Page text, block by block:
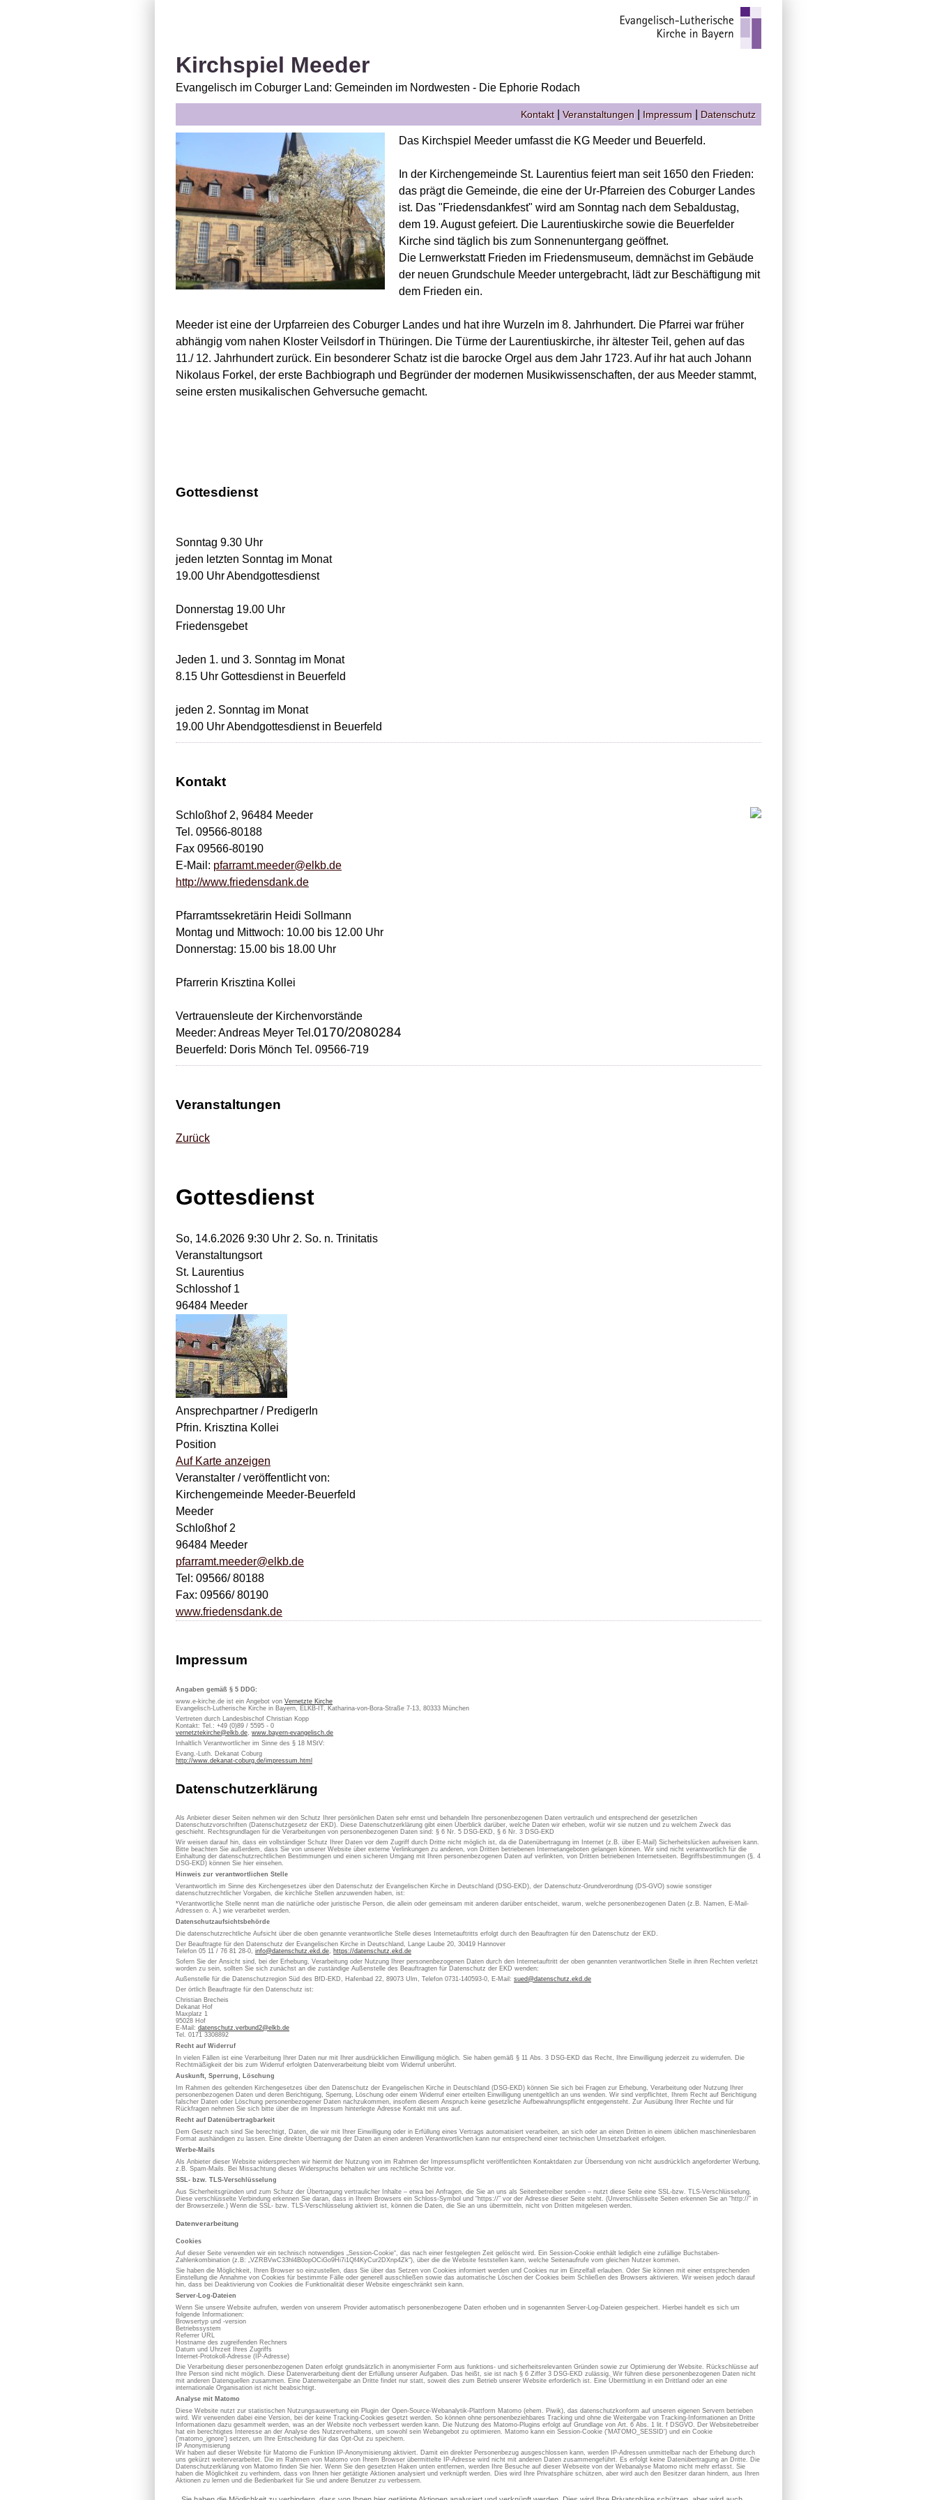
Kirchspiel Meeder
Evangelisch im Coburger Land: Gemeinden im Nordwesten - Die Ephorie Rodach
Kontakt| Veranstaltungen Impressum Datenschutz
Das Kirchspiel Meeder umfasst die KG Meeder und Beuerfeld.
In der Kirchengemeinde St. Laurentius feiert man seit 1650 den Frieden:
das prägt die Gemeinde, die eine der Ur-Pfarreien des Coburger Landes
ist. Das "Friedensdankfest" wird am Sonntag nach dem Sebaldustag,
dem 19. August gefeiert. Die Laurentiuskirche sowie die Beuerfelder
Kirche sind täglich bis zum Sonnenuntergang geöffnet.
Die Lernwerkstatt Frieden im Friedensmuseum, demnächst im Gebäude
der neuen Grundschule Meeder untergebracht, lädt zur Beschäftigung mit
dem Frieden ein.
Meeder ist eine der Urpfarreien des Coburger Landes und hat ihre Wurzeln im 8. Jahrhundert. Die Pfarrei war früher
abhängig vom nahen Kloster Veilsdorf in Thüringen. Die Türme der Laurentiuskirche, ihr ältester Teil, gehen auf das
11./ 12. Jahrhundert zurück. Ein besonderer Schatz ist die barocke Orgel aus dem Jahr 1723. Auf ihr hat auch Johann
Nikolaus Forkel, der erste Bachbiograph und Begründer der modernen Musikwissenschaften, der aus Meeder stammt,
seine ersten musikalischen Gehversuche gemacht.
Gottesdienst
Sonntag 9.30 Uhr
jeden letzten Sonntag im Monat
19.00 Uhr Abendgottesdienst
Donnerstag 19.00 Uhr
Friedensgebet
Jeden 1. und 3. Sonntag im Monat
8.15 Uhr Gottesdienst in Beuerfeld
jeden 2. Sonntag im Monat
19.00 Uhr Abendgottesdienst in Beuerfeld
Kontakt
Schloßhof 2, 96484 Meeder
Tel. 09566-80188
Fax 09566-80190
E-Mail: pfarramt.meeder@elkb.de
http://www.friedensdank.de
Pfarramtssekretärin Heidi Sollmann
Montag und Mittwoch: 10.00 bis 12.00 Uhr
Donnerstag: 15.00 bis 18.00 Uhr
Pfarrerin Krisztina Kollei
Vertrauensleute der Kirchenvorstände
Meeder: Andreas Meyer Tel.0170/2080284
Beuerfeld: Doris Mönch Tel. 09566-719
Veranstaltungen
Zurück
Gottesdienst
So, 14.6.2026 9:30 Uhr 2. So. n. Trinitatis
Veranstaltungsort
St. Laurentius
Schlosshof 1
96484 Meeder
Ansprechpartner / PredigerIn
Pfrin. Krisztina Kollei
Position
Auf Karte anzeigen
Veranstalter / veröffentlicht von:
Kirchengemeinde Meeder-Beuerfeld
Meeder
Schloßhof 2
96484 Meeder
pfarramt.meeder@elkb.de
Tel: 09566/ 80188
Fax: 09566/ 80190
www.friedensdank.de
Impressum
Angaben gemäß § 5 DDG:
www.e-kirche.de ist ein Angebot von Vernetzte Kirche
Evangelisch-Lutherische Kirche in Bayern, ELKB-IT, Katharina-von-Bora-Straße 7-13, 80333 München
Vertreten durch Landesbischof Christian Kopp
Kontakt: Tel.: +49 (0)89 / 5595 - 0
vernetztekirche@elkb.de, www.bayern-evangelisch.de
Inhaltlich Verantwortlicher im Sinne des § 18 MStV:
Evang.-Luth. Dekanat Coburg
http://www.dekanat-coburg.de/impressum.html
Datenschutzerklärung
Als Anbieter dieser Seiten nehmen wir den Schutz Ihrer persönlichen Daten sehr ernst und behandeln Ihre personenbezogenen Daten vertraulich und entsprechend der gesetzlichen
Datenschutzvorschriften (Datenschutzgesetz der EKD). Diese Datenschutzerklärung gibt einen Überblick darüber, welche Daten wir erheben, wofür wir sie nutzen und zu welchem Zweck das
geschieht. Rechtsgrundlagen für die Verarbeitungen von personenbezogenen Daten sind: § 6 Nr. 5 DSG-EKD, § 6 Nr. 3 DSG-EKD
Wir weisen darauf hin, dass ein vollständiger Schutz Ihrer Daten vor dem Zugriff durch Dritte nicht möglich ist, da die Datenübertragung im Internet (z.B. über E-Mail) Sicherheitslücken aufweisen kann.
Bitte beachten Sie außerdem, dass Sie von unserer Website über externe Verlinkungen zu anderen, von Dritten betriebenen Internetangeboten gelangen können. Wir sind nicht verantwortlich für die
Einhaltung der datenschutzrechtlichen Bestimmungen und einen sicheren Umgang mit Ihren personenbezogenen Daten auf verlinkten, von Dritten betriebenen Internetseiten. Begriffsbestimmungen (§. 4
DSG-EKD) können Sie hier einsehen.
Hinweis zur verantwortlichen Stelle
Verantwortlich im Sinne des Kirchengesetzes über den Datenschutz der Evangelischen Kirche in Deutschland (DSG-EKD), der Datenschutz-Grundverordnung (DS-GVO) sowie sonstiger
datenschutzrechtlicher Vorgaben, die kirchliche Stellen anzuwenden haben, ist:
*Verantwortliche Stelle nennt man die natürliche oder juristische Person, die allein oder gemeinsam mit anderen darüber entscheidet, warum, welche personenbezogenen Daten (z.B. Namen, E-Mail-
Adressen o. Ä.) wie verarbeitet werden.
Datenschutzaufsichtsbehörde
Die datenschutzrechtliche Aufsicht über die oben genannte verantwortliche Stelle dieses Internetauftritts erfolgt durch den Beauftragten für den Datenschutz der EKD.
Der Beauftragte für den Datenschutz der Evangelischen Kirche in Deutschland, Lange Laube 20, 30419 Hannover
Telefon 05 11 / 76 81 28-0, info@datenschutz.ekd.de, https://datenschutz.ekd.de
Sofern Sie der Ansicht sind, bei der Erhebung, Verarbeitung oder Nutzung Ihrer personenbezogenen Daten durch den Internetauftritt der oben genannten verantwortlichen Stelle in ihren Rechten verletzt
worden zu sein, sollten Sie sich zunächst an die zuständige Außenstelle des Beauftragten für Datenschutz der EKD wenden:
Außenstelle für die Datenschutzregion Süd des BfD-EKD, Hafenbad 22, 89073 Ulm, Telefon 0731-140593-0, E-Mail: sued@datenschutz.ekd.de
Der örtlich Beauftragte für den Datenschutz ist:
Christian Brecheis
Dekanat Hof
Maxplatz 1
95028 Hof
E-Mail: datenschutz.verbund2@elkb.de
Tel. 0171 3308892
Recht auf Widerruf
In vielen Fällen ist eine Verarbeitung Ihrer Daten nur mit Ihrer ausdrücklichen Einwilligung möglich. Sie haben gemäß § 11 Abs. 3 DSG-EKD das Recht, Ihre Einwilligung jederzeit zu widerrufen. Die
Rechtmäßigkeit der bis zum Widerruf erfolgten Datenverarbeitung bleibt vom Widerruf unberührt.
Auskunft, Sperrung, Löschung
Im Rahmen des geltenden Kirchengesetzes über den Datenschutz der Evangelischen Kirche in Deutschland (DSG-EKD) können Sie sich bei Fragen zur Erhebung, Verarbeitung oder Nutzung Ihrer
personenbezogenen Daten und deren Berichtigung, Sperrung, Löschung oder einem Widerruf einer erteilten Einwilligung unentgeltlich an uns wenden. Wir sind verpflichtet, Ihrem Recht auf Berichtigung
falscher Daten oder Löschung personenbezogener Daten nachzukommen, insofern diesem Anspruch keine gesetzliche Aufbewahrungspflicht entgegensteht. Zur Ausübung Ihrer Rechte und für
Rückfragen nehmen Sie sich bitte über die im Impressum hinterlegte Adresse Kontakt mit uns auf.
Recht auf Datenübertragbarkeit
Dem Gesetz nach sind Sie berechtigt, Daten, die wir mit Ihrer Einwilligung oder in Erfüllung eines Vertrags automatisiert verarbeiten, an sich oder an einen Dritten in einem üblichen maschinenlesbaren
Format aushändigen zu lassen. Eine direkte Übertragung der Daten an einen anderen Verantwortlichen kann nur entsprechend einer technischen Umsetzbarkeit erfolgen.
Werbe-Mails
Als Anbieter dieser Website widersprechen wir hiermit der Nutzung von im Rahmen der Impressumspflicht veröffentlichten Kontaktdaten zur Übersendung von nicht ausdrücklich angeforderter Werbung,
z.B. Spam-Mails. Bei Missachtung dieses Widerspruchs behalten wir uns rechtliche Schritte vor.
SSL- bzw. TLS-Verschlüsselung
Aus Sicherheitsgründen und zum Schutz der Übertragung vertraulicher Inhalte – etwa bei Anfragen, die Sie an uns als Seitenbetreiber senden – nutzt diese Seite eine SSL-bzw. TLS-Verschlüsselung.
Diese verschlüsselte Verbindung erkennen Sie daran, dass in Ihrem Browsers ein Schloss-Symbol und “https://” vor der Adresse dieser Seite steht. (Unverschlüsselte Seiten erkennen Sie an “http://” in
der Browserzeile.) Wenn die SSL- bzw. TLS-Verschlüsselung aktiviert ist, können die Daten, die Sie an uns übermitteln, nicht von Dritten mitgelesen werden.
Datenverarbeitung
Cookies
Auf dieser Seite verwenden wir ein technisch notwendiges „Session-Cookie“, das nach einer festgelegten Zeit gelöscht wird. Ein Session-Cookie enthält lediglich eine zufällige Buchstaben-
Zahlenkombination (z.B: „VZRBVwC33hl4B0opOCiGo9Hi7i1Qf4KyCur2DXnp4Zk“), über die die Website feststellen kann, welche Seitenaufrufe vom gleichen Nutzer kommen.
Sie haben die Möglichkeit, Ihren Browser so einzustellen, dass Sie über das Setzen von Cookies informiert werden und Cookies nur im Einzelfall erlauben. Oder Sie können mit einer entsprechenden
Einstellung die Annahme von Cookies für bestimmte Fälle oder generell ausschließen sowie das automatische Löschen der Cookies beim Schließen des Browsers aktivieren. Wir weisen jedoch darauf
hin, dass bei Deaktivierung von Cookies die Funktionalität dieser Website eingeschränkt sein kann.
Server-Log-Dateien
Wenn Sie unsere Website aufrufen, werden von unserem Provider automatisch personenbezogene Daten erhoben und in sogenannten Server-Log-Dateien gespeichert. Hierbei handelt es sich um
folgende Informationen:
Browsertyp und -version
Betriebssystem
Referrer URL
Hostname des zugreifenden Rechners
Datum und Uhrzeit Ihres Zugriffs
Internet-Protokoll-Adresse (IP-Adresse)
Die Verarbeitung dieser personenbezogenen Daten erfolgt grundsätzlich in anonymisierter Form aus funktions- und sicherheitsrelevanten Gründen sowie zur Optimierung der Website. Rückschlüsse auf
Ihre Person sind nicht möglich. Diese Datenverarbeitung dient der Erfüllung unserer Aufgaben. Das heißt, sie ist nach § 6 Ziffer 3 DSG-EKD zulässig. Wir führen diese personenbezogenen Daten nicht
mit anderen Datenquellen zusammen. Eine Datenweitergabe an Dritte findet nur statt, soweit dies zum Betrieb unserer Website erforderlich ist. Eine Übermittlung in ein Drittland oder an eine
internationale Organisation ist nicht beabsichtigt.
Analyse mit Matomo
Diese Website nutzt zur statistischen Nutzungsauswertung ein Plugin der Open-Source-Webanalytik-Plattform Matomo (ehem. Piwik), das datenschutzkonform auf unseren eigenen Servern betrieben
wird. Wir verwenden dabei eine Version, bei der keine Tracking-Cookies gesetzt werden. So können ohne personenbeziehbares Tracking und ohne die Weitergabe von Tracking-Informationen an Dritte
Informationen dazu gesammelt werden, was an der Website noch verbessert werden kann. Die Nutzung des Matomo-Plugins erfolgt auf Grundlage von Art. 6 Abs. 1 lit. f DSGVO. Der Websitebetreiber
hat ein berechtigtes Interesse an der Analyse des Nutzerverhaltens, um sowohl sein Webangebot zu optimieren. Matomo kann ein Session-Cookie ('MATOMO_SESSID') und ein Cookie
('matomo_ignore') setzen, um Ihre Entscheidung für das Opt-Out zu speichern.
IP Anonymisierung
Wir haben auf dieser Website für Matomo die Funktion IP-Anonymisierung aktiviert. Damit ein direkter Personenbezug ausgeschlossen kann, werden IP-Adressen unmittelbar nach der Erhebung durch
uns gekürzt weiterverarbeitet. Die im Rahmen von Matomo von Ihrem Browser übermittelte IP-Adresse wird nicht mit anderen Daten zusammengeführt. Es erfolgt keine Datenübertragung an Dritte. Die
Datenschutzerklärung von Matomo finden Sie hier. Wenn Sie den gesetzten Haken unten entfernen, werden Ihre Besuche auf dieser Webseite von der Webanalyse Matomo nicht mehr erfasst. Sie
haben die Möglichkeit zu verhindern, dass von Ihnen hier getätigte Aktionen analysiert und verknüpft werden. Dies wird Ihre Privatsphäre schützen, aber wird auch den Besitzer daran hindern, aus Ihren
Aktionen zu lernen und die Bedienbarkeit für Sie und andere Benutzer zu verbessern.